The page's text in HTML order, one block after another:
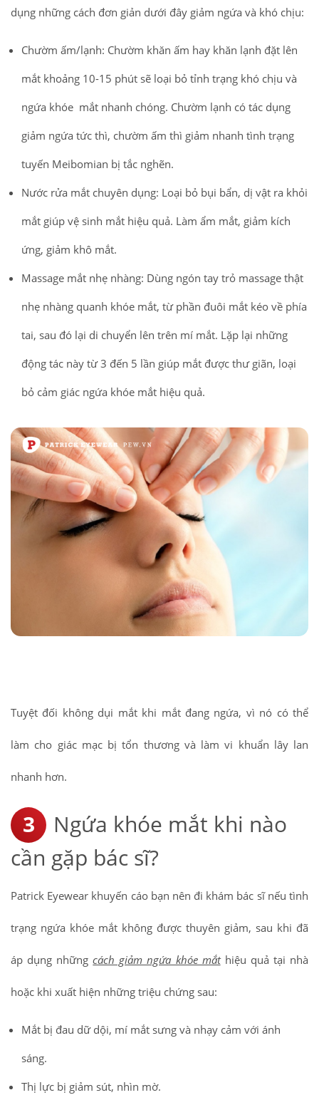
dụng những cách đơn giản dưới đây giảm ngứa và khó chịu:
Chườm ấm/lạnh: Chườm khăn ấm hay khăn lạnh đặt lên
mắt khoảng 10-15 phút sẽ loại bỏ tỉnh trạng khó chịu và
ngứa khóe mắt nhanh chóng. Chườm lạnh có tác dụng
giảm ngứa tức thì, chườm ấm thì giảm nhanh tình trạng
tuyến Meibomian bị tắc nghẽn.
Nước rửa mắt chuyên dụng: Loại bỏ bụi bẩn, dị vật ra khỏi
mắt giúp vệ sinh mắt hiệu quả. Làm ẩm mắt, giảm kích
ứng, giảm khô mắt.
Massage mắt nhẹ nhàng: Dùng ngón tay trỏ massage thật
nhẹ nhàng quanh khóe mắt, từ phần đuôi mắt kéo về phía
tai, sau đó lại di chuyển lên trên mí mắt. Lặp lại những
động tác này từ 3 đến 5 lần giúp mắt được thư giãn, loại
bỏ cảm giác ngứa khóe mắt hiệu quả.
Tuyệt đối không dụi mắt khi mắt đang ngứa, vì nó có thể
làm cho giác mạc bị tổn thương và làm vi khuẩn lây lan
nhanh hơn.
Ngứa khóe mắt khi nào
cần gặp bác sĩ?
Patrick Eyewear khuyến cáo bạn nên đi khám bác sĩ nếu tình
trạng ngứa khóe mắt không được thuyên giảm, sau khi đã
áp dụng nhữngcách giảm ngứa khóe mắthiệu quả tại nhà
hoặc khi xuất hiện những triệu chứng sau:
Mắt bị đau dữ dội, mí mắt sưng và nhạy cảm với ánh
sáng.
Thị lực bị giảm sút, nhìn mờ.